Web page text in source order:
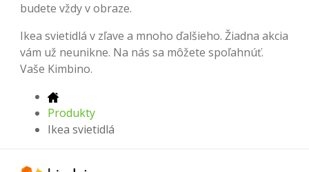
budete vždy v obraze.
Ikea svietidlá v zľave a mnoho ďalšieho. Žiadna akcia
vám už neunikne. Na nás sa môžete spoľahnúť.
Vaše Kimbino.
Produkty
Ikea svietidlá